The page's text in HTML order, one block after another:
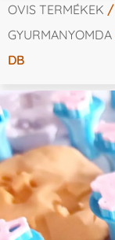
OVIS TERMÉKEK /
GYURMANYOMDA
DB